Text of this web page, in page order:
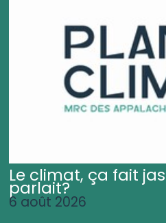
Le climat, ça fait
parlait?
6 août 2026